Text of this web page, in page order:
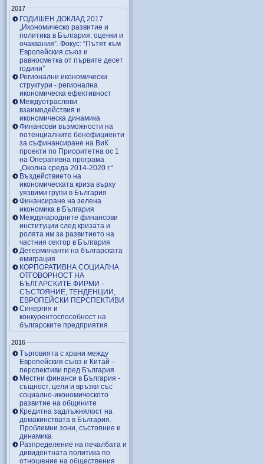
2017
ГОДИШЕН ДОКЛАД 2017
„Икономическо развитие и
политика в България: оценки и
очаквания”. Фокус: “Пътят към
Европейския съюз и
равносметка от първите десет
години”
Регионални икономически
структури - регионална
икономическа ефективност
Междуотраслови
взаимодействия и
икономическа динамика
Финансови възможности на
потенциалните бенефициенти
за съфинансиране на ВиК
проекти по Приоритетна ос 1
на Оперативна програма
„Околна среда 2014-2020 г.“
Въздействието на
икономическата криза върху
уязвими групи в България
Финансиране на зелена
икономика в България
Международните финансови
институции след кризата и
ролята им за развитието на
частния сектор в България
Детерминанти на българската
емиграция
КОРПОРАТИВНА СОЦИАЛНА
ОТГОВОРНОСТ НА
БЪЛГАРСКИТЕ ФИРМИ -
СЪСТОЯНИЕ, ТЕНДЕНЦИИ,
ЕВРОПЕЙСКИ ПЕРСПЕКТИВИ
Синергия и
конкурентоспособност на
българските предприятия
2016
Търговията с храни между
Европейския съюз и Китай –
перспективи пред България
Местни финанси в България -
същност, цели и връзки със
социално-икономическото
развитие на общините
Кредитна задлъжнялост на
домакинствата в България.
Проблемни зони, състояние и
динамика
Разпределение на печалбата и
дивидентната политика по
отношение на обществения